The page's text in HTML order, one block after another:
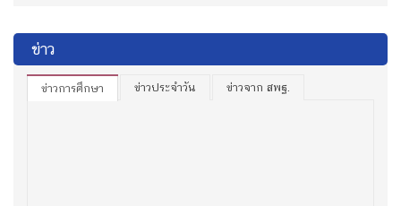
ข่าว
ข่าวการศึกษา ข่าวประจำวัน ข่าวจาก สพฐ.